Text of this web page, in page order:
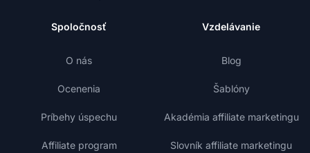
Spoločnosť
O nás
Ocenenia
Príbehy úspechu
Affiliate program
Vzdelávanie
Blog
Šablóny
Akadémia affiliate marketingu
Slovník affiliate marketingu